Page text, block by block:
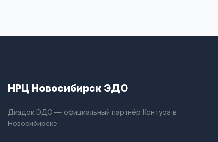
НРЦ Новосибирск ЭДО
Диадок ЭДО — официальный партнёр Контура в
Новосибирске